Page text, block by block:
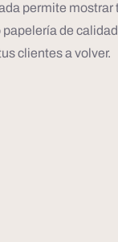
permite mostrar
de
clientes a volver.